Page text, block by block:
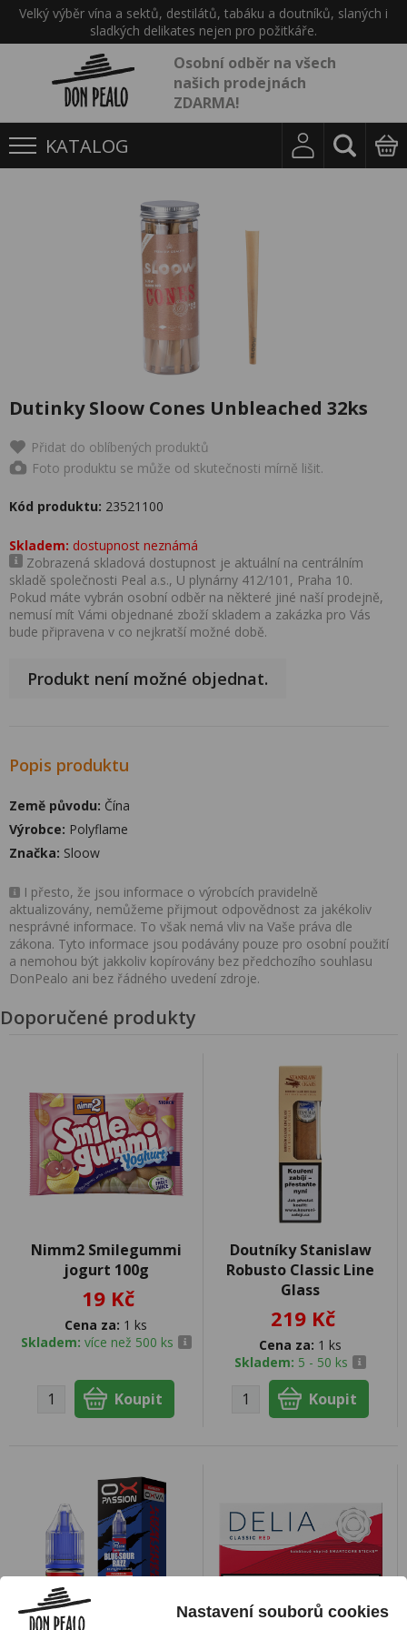
Velký výběr vína a sektů, destilátů, tabáku a doutníků, slaných i
sladkých delikates nejen pro požitkáře.
Osobní odběr na všech
našich prodejnách
ZDARMA!
KATALOG
Dutinky Sloow Cones Unbleached 32ks
Přidat do oblíbených produktů
Foto produktu se může od skutečnosti mírně lišit.
Kód produktu: 23521100
Skladem: dostupnost neznámá
Zobrazená skladová dostupnost je aktuální na centrálním
skladě společnosti Peal a.s., U plynárny 412/101, Praha 10.
Pokud máte vybrán osobní odběr na některé jiné naší prodejně,
nemusí mít Vámi objednané zboží skladem a zakázka pro Vás
bude připravena v co nejkratší možné době.
Produkt není možné objednat.
Popis produktu
Země původu: Čína
Výrobce: Polyflame
Značka: Sloow
I přesto, že jsou informace o výrobcích pravidelně
aktualizovány, nemůžeme přijmout odpovědnost za jakékoliv
nesprávné informace. To však nemá vliv na Vaše práva dle
zákona. Tyto informace jsou podávány pouze pro osobní použití
a nemohou být jakkoliv kopírovány bez předchozího souhlasu
DonPealo ani bez řádného uvedení zdroje.
Doporučené produkty
Nimm2 Smilegummi
jogurt 100g
19 Kč
Cena za: 1 ks
Skladem: více než 500 ks
Doutníky Stanislaw
Robusto Classic Line
Glass
219 Kč
Cena za: 1 ks
Skladem: 5 - 50 ks
Nastavení souborů cookies